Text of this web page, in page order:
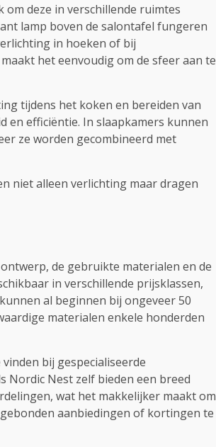
deze in verschillende ruimtes
lamp boven de salontafel fungeren
in hoeken of bij
het eenvoudig om de sfeer aan te
tijdens het koken en bereiden van
en efficiëntie. In slaapkamers kunnen
ze worden gecombineerd met
niet alleen verlichting maar dragen
de gebruikte materialen en de
in verschillende prijsklassen,
al beginnen bij ongeveer 50
materialen enkele honderden
bij gespecialiseerde
Nordic Nest zelf bieden een breed
wat het makkelijker maakt om
aanbiedingen of kortingen te